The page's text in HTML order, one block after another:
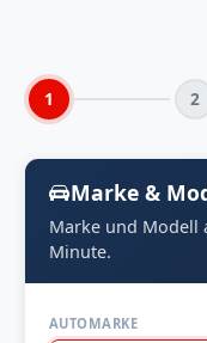
1 2
Marke &
Marke und Modell
Minute.
AUTOMARKE